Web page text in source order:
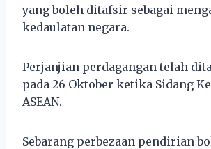
yang boleh ditafsir sebagai
kedaulatan negara.
Perjanjian perdagangan telah
pada 26 Oktober ketika Sidang
ASEAN.
Sebarang perbezaan pendirian